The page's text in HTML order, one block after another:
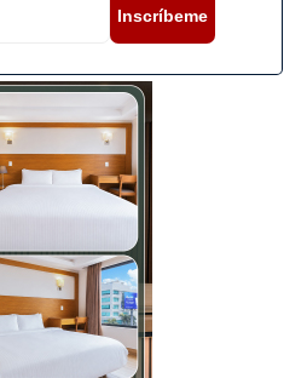
Inscríbeme